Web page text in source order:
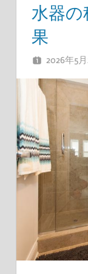
水器
果
2026年5